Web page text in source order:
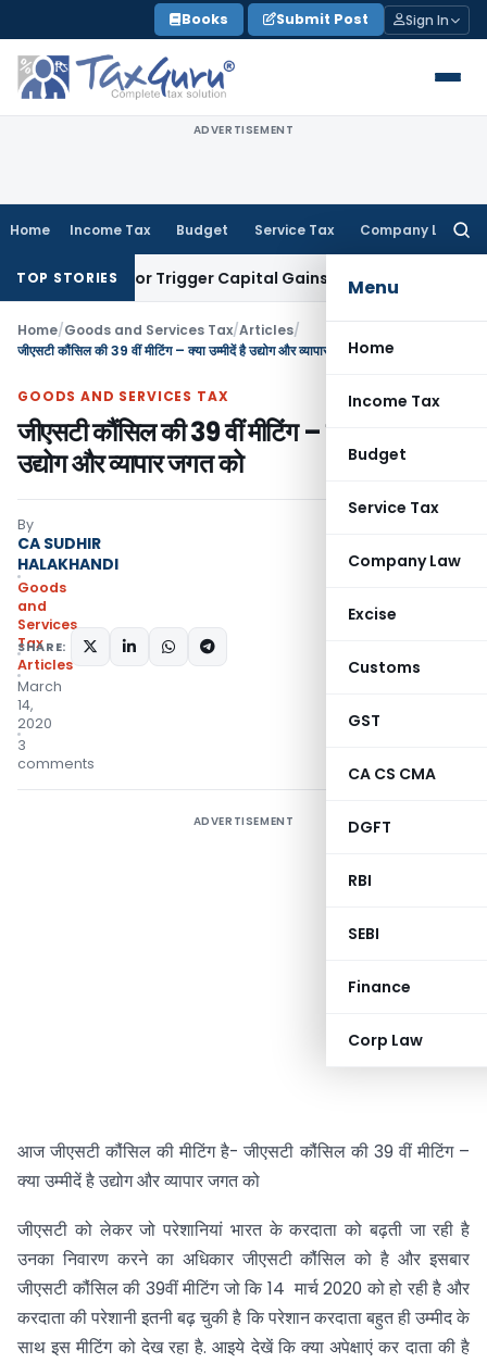
to
content
Books Submit Post Sign In
ADVERTISEMENT
Home Income Tax Budget Service Tax Company Law
Menu
Home
Income Tax
Budget
Service Tax
Company Law
Excise
Customs
GST
CA CS CMA
DGFT
RBI
SEBI
Finance
Corp Law
TOP STORIES
or Trigger Capital Gains: ITAT Kolkata Service Tax
Home/Goods and Services Tax/Articles/
जीएसटी कौंसिल की 39 वीं मीटिंग – क्या उम्मीदें है उद्योग और व्यापार जगत को
GOODS AND SERVICES TAX
जीएसटी कौंसिल की 39 वीं मीटिंग – क्या उम्मीदें है
उद्योग और व्यापार जगत को
By
CA SUDHIR
HALAKHANDI
Goods
and
Services
Tax
Articles
March
14,
2020
3
comments
SHARE:
ADVERTISEMENT
आज जीएसटी कौंसिल की मीटिंग है- जीएसटी कौंसिल की 39 वीं मीटिंग –
क्या उम्मीदें है उद्योग और व्यापार जगत को
जीएसटी को लेकर जो परेशानियां भारत के करदाता को बढ़ती जा रही है
उनका निवारण करने का अधिकार जीएसटी कौंसिल को है और इसबार
जीएसटी कौंसिल की 39वीं मीटिंग जो कि 14 मार्च 2020 को हो रही है और
करदाता की परेशानी इतनी बढ़ चुकी है कि परेशान करदाता बहुत ही उम्मीद के
साथ इस मीटिंग को देख रहा है. आइये देखें कि क्या अपेक्षाएं कर दाता की है